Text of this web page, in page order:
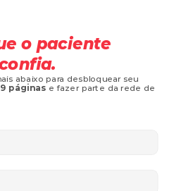
o paciente
páginas e fazer parte da rede de